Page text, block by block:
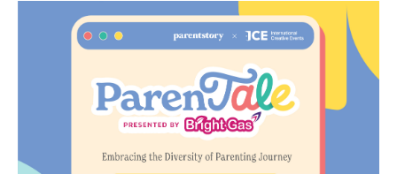
pusat perhatian bagi para pecinta otomotif, GIIAS juga menjadi
tempat berkumpulnya komunitas dan pelaku industri untuk
menjalin […]